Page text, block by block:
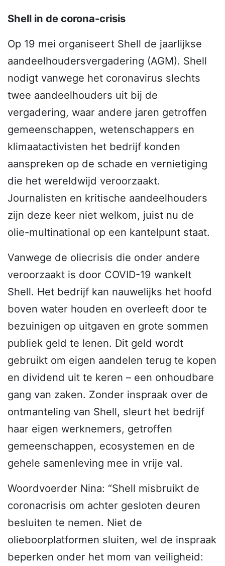
Shell in de corona-crisis
Op 19 mei organiseert Shell de jaarlijkse
aandeelhoudersvergadering (AGM). Shell
nodigt vanwege het coronavirus slechts
twee aandeelhouders uit bij de
vergadering, waar andere jaren getroffen
gemeenschappen, wetenschappers en
klimaatactivisten het bedrijf konden
aanspreken op de schade en vernietiging
die het wereldwijd veroorzaakt.
Journalisten en kritische aandeelhouders
zijn deze keer niet welkom, juist nu de
olie-multinational op een kantelpunt staat.
Vanwege de oliecrisis die onder andere
veroorzaakt is door COVID-19 wankelt
Shell. Het bedrijf kan nauwelijks het hoofd
boven water houden en overleeft door te
bezuinigen op uitgaven en grote sommen
publiek geld te lenen. Dit geld wordt
gebruikt om eigen aandelen terug te kopen
en dividend uit te keren – een onhoudbare
gang van zaken. Zonder inspraak over de
ontmanteling van Shell, sleurt het bedrijf
haar eigen werknemers, getroffen
gemeenschappen, ecosystemen en de
gehele samenleving mee in vrije val.
Woordvoerder Nina: “Shell misbruikt de
coronacrisis om achter gesloten deuren
besluiten te nemen. Niet de
olieboorplatformen sluiten, wel de inspraak
beperken onder het mom van veiligheid: